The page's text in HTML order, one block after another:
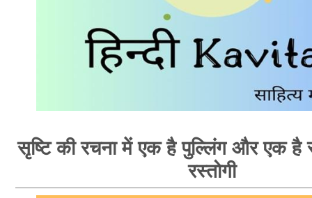
सृष्टि की रचना में एक है पुल्लिंग और एक है
रस्तोगी